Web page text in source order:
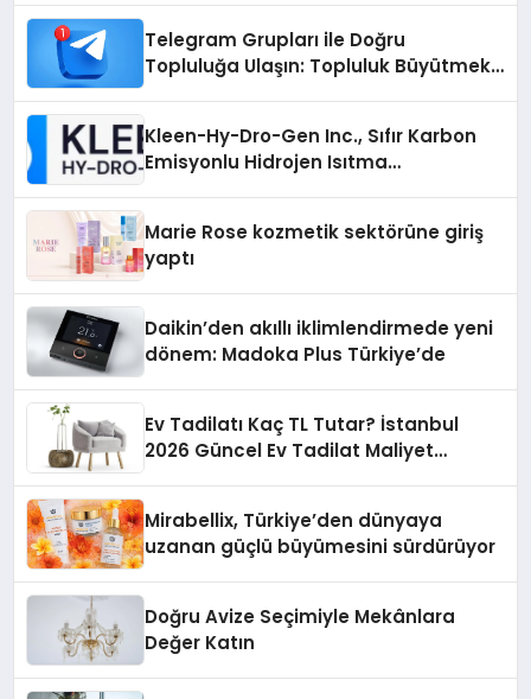
Telegram Grupları ile Doğru
Topluluğa Ulaşın: Topluluk Büyütmek
Kleen-Hy-Dro-Gen Inc., Sıfır Karbon
Emisyonlu Hidrojen Isıtma
Marie Rose kozmetik sektörüne giriş
yaptı
Daikin’den akıllı iklimlendirmede yeni
dönem: Madoka Plus Türkiye’de
Ev Tadilatı Kaç TL Tutar? İstanbul
2026 Güncel Ev Tadilat Maliyet
Mirabellix, Türkiye’den dünyaya
uzanan güçlü büyümesini sürdürüyor
Doğru Avize Seçimiyle Mekânlara
Değer Katın